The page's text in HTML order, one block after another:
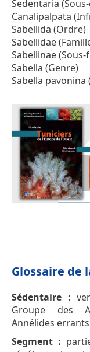
Sedentaria
Canalipalpata
Sabellida (Ordre)
Sabellidae
Sabellinae
Sabella (Genre)
Sabella pavonina
Glossaire de
Sédentaire :
Groupe des
Annélides
Segment :